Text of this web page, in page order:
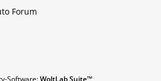
Forum
Software:WoltLab Suite™